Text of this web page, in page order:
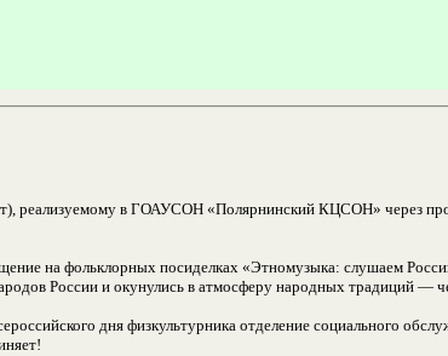
реализуемому в ГОАУСОН «Полярнинский КЦСОН» через
на фольклорных посиделках «Этномузыка: слушаем
России и окунулись в атмосферу народных традиций —
дня физкультурника отделение социального